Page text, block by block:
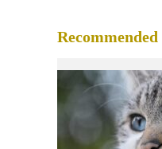
Recommended